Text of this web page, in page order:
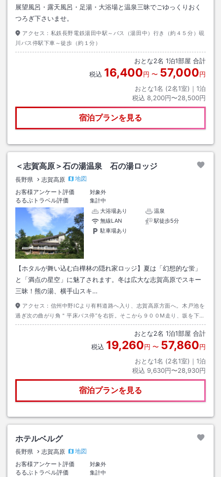
展望風呂・露天風呂・足湯・大浴場と温泉三昧でごゆっくりおく
つろぎ下さいませ。
アクセス： 私鉄長野電鉄湯田中駅～バス（湯田中）行き（約４５分）硯
川バス停駅下車～徒歩（約１分）
おとな2名 1泊1部屋 合計
税込 16,400円 〜 57,000円
おとな1名 (2名1室)｜ 1泊
税込 8,200円〜28,500円
宿泊プランを見る
＜志賀高原＞石の湯温泉 石の湯ロッジ
長野県 志賀高原
地図
お客様アンケート評価
対象外
るるぶトラベル評価
集計中
大浴場あり
温泉
無線LAN
駅徒歩5分
駐車場あり
【ホタルが舞い込む白樺林の隠れ家ロッジ】夏は「幻想的な蛍」
と「満点の星空」に魅了されます。冬は広大な志賀高原でスキー
三昧！熊の湯、横手山スキ…
アクセス： 信州中野ICより有料道路へ入り、志賀高原方面へ。木戸池を
過ぎ次の曲がり角＂平床バス停”を右折。そこから９００M走り、坂を下っ
たところです。●ナビは電話番号検索かGoogleMAPをご利用ください●
宿の前は急な下り坂の為、冬季、四輪駆動車以外は坂の上の駐車場を利
用、その際送迎有（最終のお迎え20時）
おとな2名 1泊1部屋 合計
税込 19,260円 〜 57,860円
おとな1名 (2名1室)｜ 1泊
税込 9,630円〜28,930円
宿泊プランを見る
ホテルベルグ
長野県 志賀高原
地図
お客様アンケート評価
対象外
るるぶトラベル評価
集計中